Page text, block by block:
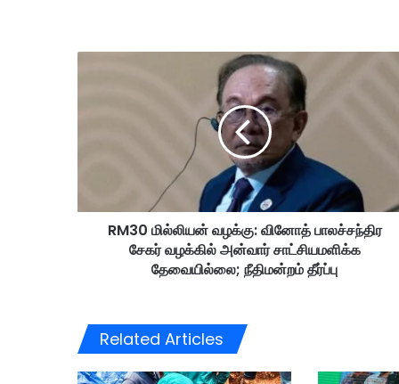
ன்
வி
னோ
பா
RM30 மில்லியன் வழக்கு: வினோத் பாலச்சந்திர
சேகர் வழக்கில் அன்வார் சாட்சியமளிக்க
தேவையில்லை; நீதிமன்றம் தீர்ப்பு
Related Articles